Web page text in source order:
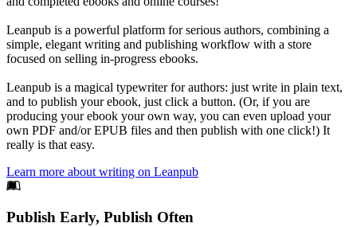
Leanpub is a powerful platform for serious authors, combining a
simple, elegant writing and publishing workflow with a store
focused on selling in-progress ebooks.
Leanpub is a magical typewriter for authors: just write in plain text,
and to publish your ebook, just click a button. (Or, if you are
producing your ebook your own way, you can even upload your
own PDF and/or EPUB files and then publish with one click!) It
really is that easy.
Learn more about writing on Leanpub
Footer
Publish Early, Publish Often